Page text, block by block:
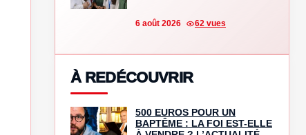
6 août 2026 62 vues
À REDÉCOUVRIR
500 EUROS POUR UN
BAPTÊME : LA FOI EST-ELLE